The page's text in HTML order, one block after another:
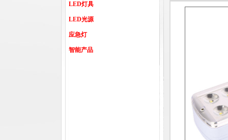
LED灯具
LED光源
应急灯
智能产品